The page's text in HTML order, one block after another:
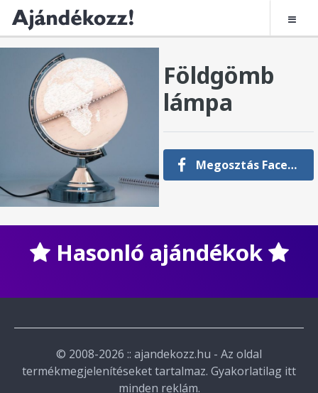
Földgömb
lámpa
Megosztás Facebookon
Hasonló ajándékok
© 2008-2026 :: ajandekozz.hu - Az oldal
termékmegjelenítéseket tartalmaz. Gyakorlatilag itt
minden reklám.